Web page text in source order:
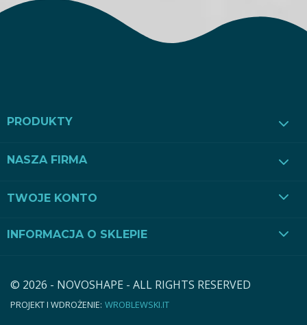
PRODUKTY
NASZA FIRMA
TWOJE KONTO
INFORMACJA O SKLEPIE
© 2026 - NOVOSHAPE - ALL RIGHTS RESERVED
PROJEKT I WDROŻENIE: WROBLEWSKI.IT